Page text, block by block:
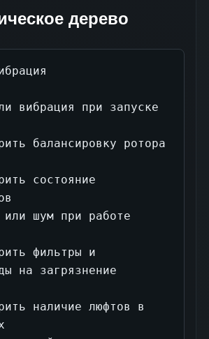
дерево
вибрация при запуске
балансировку ротора
состояние
или шум при работе
фильтры и
на загрязнение
наличие люфтов в